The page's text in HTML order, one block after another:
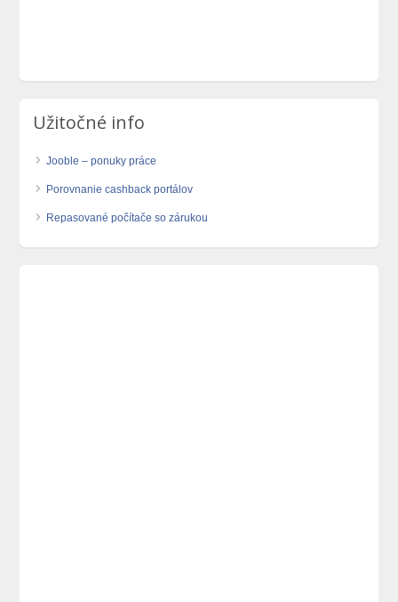
Užitočné info
Jooble – ponuky práce
Porovnanie cashback portálov
Repasované počítače so zárukou